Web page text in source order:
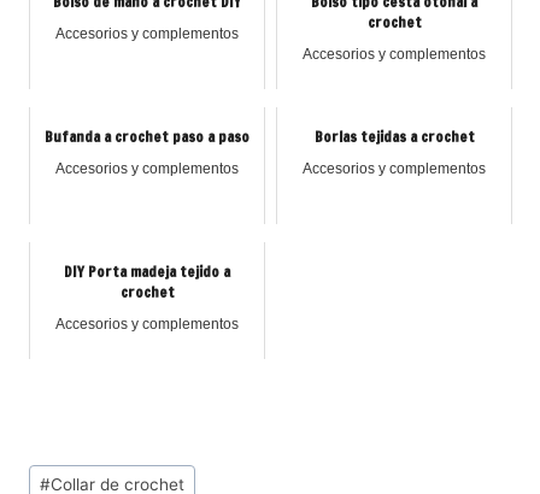
Accesorios y complementos
crochet
Accesorios y complementos
Bufanda a crochet paso a paso
Accesorios y complementos
Borlas tejidas a crochet
Accesorios y complementos
DIY Porta madeja tejido a
crochet
Accesorios y complementos
#Collar de crochet